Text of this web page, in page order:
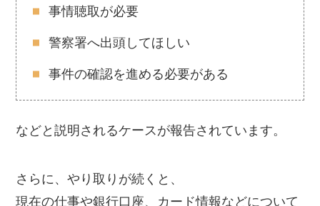
事情聴取が必要
警察署へ出頭してほしい
事件の確認を進める必要がある
などと説明されるケースが報告されています。
さらに、やり取りが続くと、
現在の仕事や銀行口座、カード情報などについて